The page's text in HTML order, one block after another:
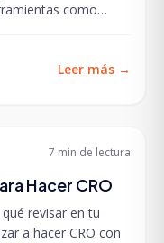
como
Leer más →
7 min de lectura
Hacer CRO
revisar en tu
a hacer CRO con